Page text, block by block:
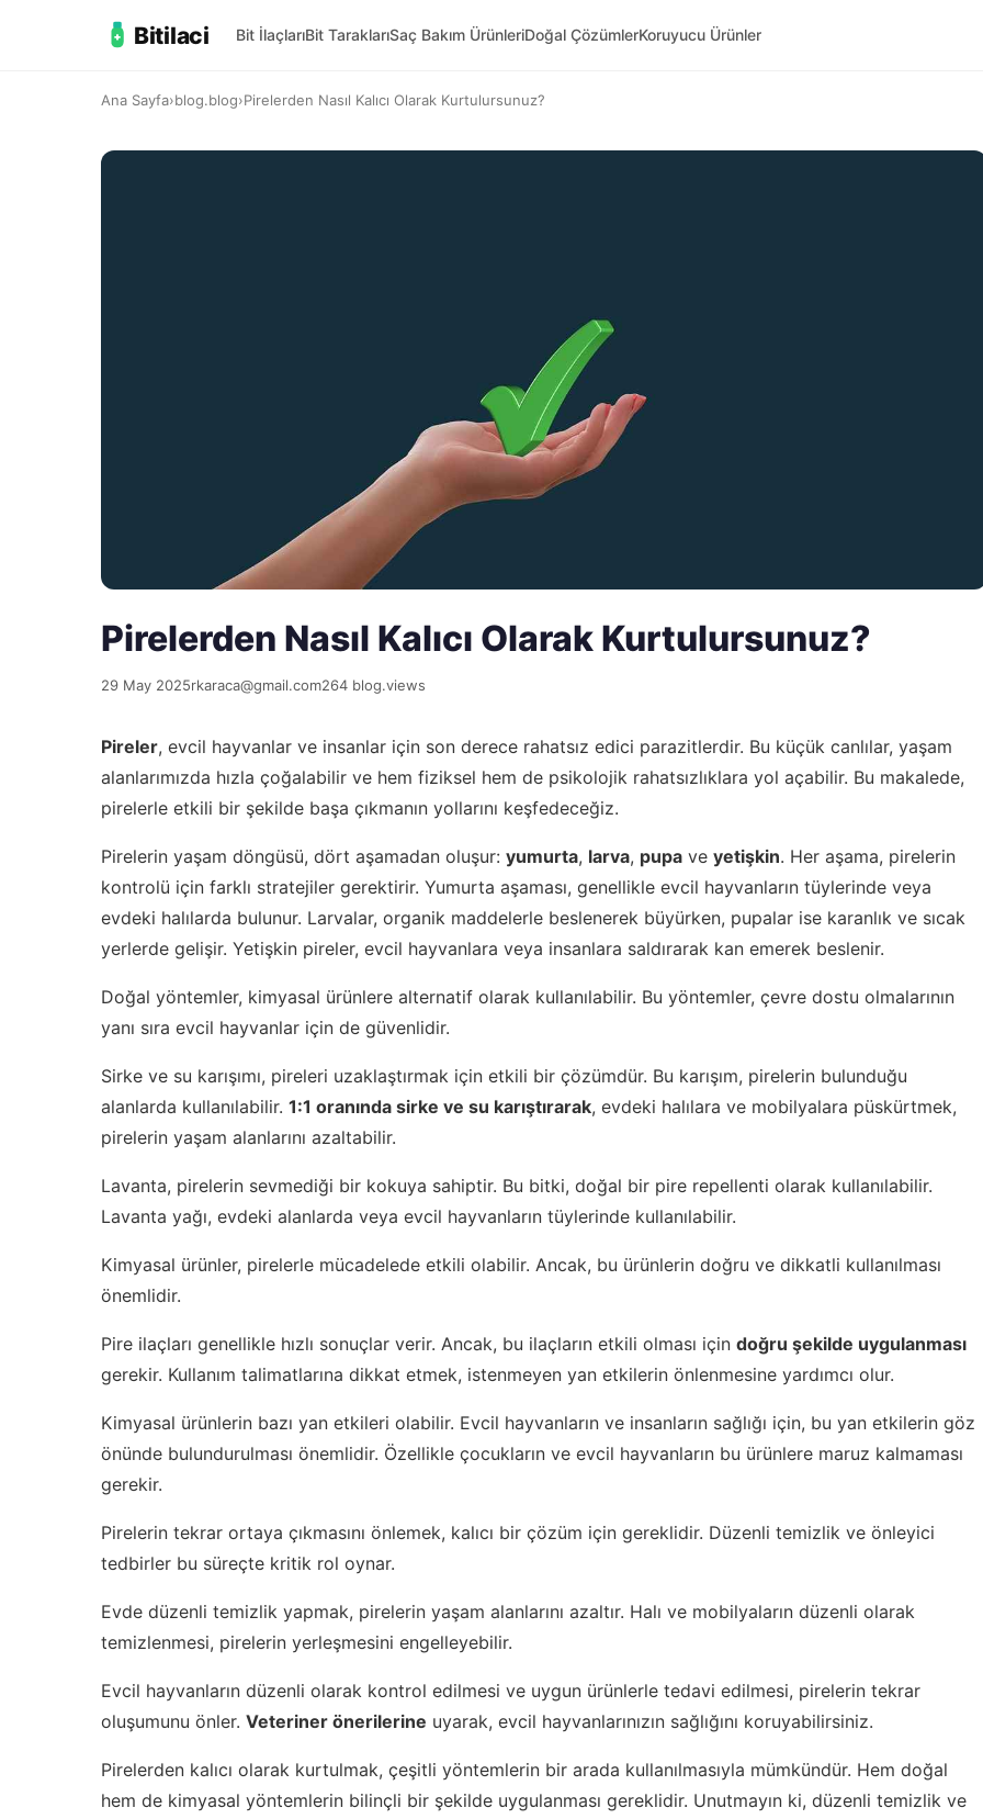
Bitilaci Bit İlaçlarıBit TaraklarıSaç Bakım ÜrünleriDoğal ÇözümlerKoruyucu Ürünler
Ana Sayfa›blog.blog›Pirelerden Nasıl Kalıcı Olarak Kurtulursunuz?
Pirelerden Nasıl Kalıcı Olarak Kurtulursunuz?
29 May 2025rkaraca@gmail.com264 blog.views
Pireler, evcil hayvanlar ve insanlar için son derece rahatsız edici parazitlerdir. Bu küçük canlılar, yaşam
alanlarımızda hızla çoğalabilir ve hem fiziksel hem de psikolojik rahatsızlıklara yol açabilir. Bu makalede,
pirelerle etkili bir şekilde başa çıkmanın yollarını keşfedeceğiz.
Pirelerin yaşam döngüsü, dört aşamadan oluşur: yumurta, larva, pupa ve yetişkin. Her aşama, pirelerin
kontrolü için farklı stratejiler gerektirir. Yumurta aşaması, genellikle evcil hayvanların tüylerinde veya
evdeki halılarda bulunur. Larvalar, organik maddelerle beslenerek büyürken, pupalar ise karanlık ve sıcak
yerlerde gelişir. Yetişkin pireler, evcil hayvanlara veya insanlara saldırarak kan emerek beslenir.
Doğal yöntemler, kimyasal ürünlere alternatif olarak kullanılabilir. Bu yöntemler, çevre dostu olmalarının
yanı sıra evcil hayvanlar için de güvenlidir.
Sirke ve su karışımı, pireleri uzaklaştırmak için etkili bir çözümdür. Bu karışım, pirelerin bulunduğu
alanlarda kullanılabilir. 1:1 oranında sirke ve su karıştırarak, evdeki halılara ve mobilyalara püskürtmek,
pirelerin yaşam alanlarını azaltabilir.
Lavanta, pirelerin sevmediği bir kokuya sahiptir. Bu bitki, doğal bir pire repellenti olarak kullanılabilir.
Lavanta yağı, evdeki alanlarda veya evcil hayvanların tüylerinde kullanılabilir.
Kimyasal ürünler, pirelerle mücadelede etkili olabilir. Ancak, bu ürünlerin doğru ve dikkatli kullanılması
önemlidir.
Pire ilaçları genellikle hızlı sonuçlar verir. Ancak, bu ilaçların etkili olması için doğru şekilde uygulanması
gerekir. Kullanım talimatlarına dikkat etmek, istenmeyen yan etkilerin önlenmesine yardımcı olur.
Kimyasal ürünlerin bazı yan etkileri olabilir. Evcil hayvanların ve insanların sağlığı için, bu yan etkilerin göz
önünde bulundurulması önemlidir. Özellikle çocukların ve evcil hayvanların bu ürünlere maruz kalmaması
gerekir.
Pirelerin tekrar ortaya çıkmasını önlemek, kalıcı bir çözüm için gereklidir. Düzenli temizlik ve önleyici
tedbirler bu süreçte kritik rol oynar.
Evde düzenli temizlik yapmak, pirelerin yaşam alanlarını azaltır. Halı ve mobilyaların düzenli olarak
temizlenmesi, pirelerin yerleşmesini engelleyebilir.
Evcil hayvanların düzenli olarak kontrol edilmesi ve uygun ürünlerle tedavi edilmesi, pirelerin tekrar
oluşumunu önler. Veteriner önerilerine uyarak, evcil hayvanlarınızın sağlığını koruyabilirsiniz.
Pirelerden kalıcı olarak kurtulmak, çeşitli yöntemlerin bir arada kullanılmasıyla mümkündür. Hem doğal
hem de kimyasal yöntemlerin bilinçli bir şekilde uygulanması gereklidir. Unutmayın ki, düzenli temizlik ve